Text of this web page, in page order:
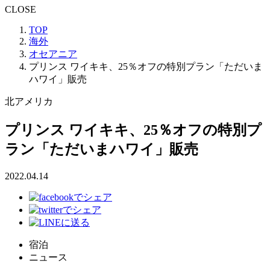
CLOSE
TOP
海外
オセアニア
プリンス ワイキキ、25％オフの特別プラン「ただいま
ハワイ」販売
北アメリカ
プリンス ワイキキ、25％オフの特別プ
ラン「ただいまハワイ」販売
2022.04.14
宿泊
ニュース